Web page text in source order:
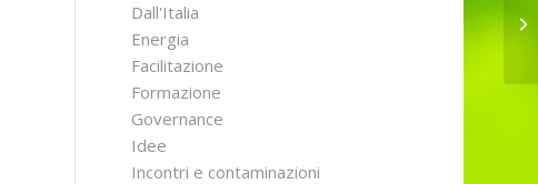
Dall'Italia
Energia
Facilitazione
Formazione
Governance
Idee
Incontri e contaminazioni